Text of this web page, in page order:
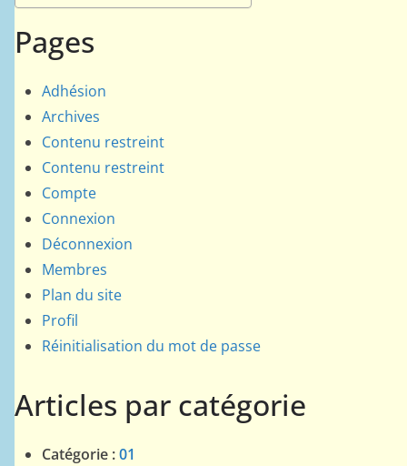
Pages
Adhésion
Archives
Contenu restreint
Contenu restreint
Compte
Connexion
Déconnexion
Membres
Plan du site
Profil
Réinitialisation du mot de passe
Articles par catégorie
Catégorie :01